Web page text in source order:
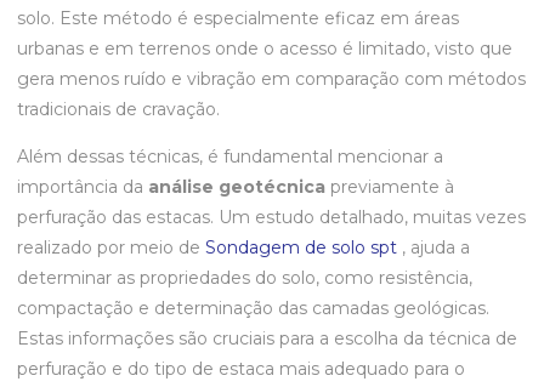
solo. Este método é especialmente eficaz em áreas
urbanas e em terrenos onde o acesso é limitado, visto que
gera menos ruído e vibração em comparação com métodos
tradicionais de cravação.
Além dessas técnicas, é fundamental mencionar a
importância da análise geotécnica previamente à
perfuração das estacas. Um estudo detalhado, muitas vezes
realizado por meio de Sondagem de solo spt , ajuda a
determinar as propriedades do solo, como resistência,
compactação e determinação das camadas geológicas.
Estas informações são cruciais para a escolha da técnica de
perfuração e do tipo de estaca mais adequado para o